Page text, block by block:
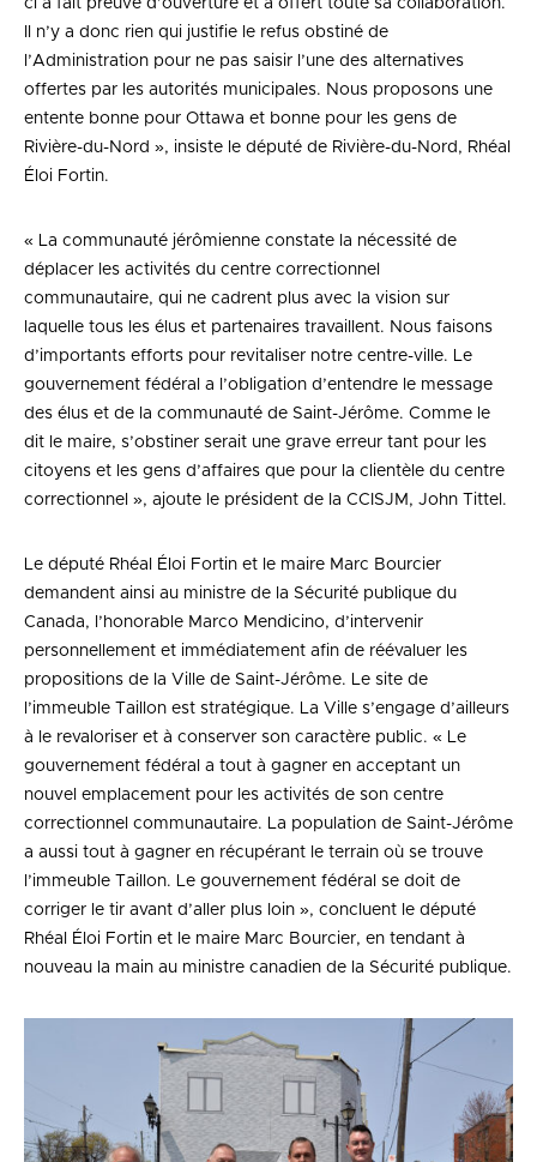
ci a fait preuve d’ouverture et a offert toute sa collaboration.
Il n’y a donc rien qui justifie le refus obstiné de
l’Administration pour ne pas saisir l’une des alternatives
offertes par les autorités municipales. Nous proposons une
entente bonne pour Ottawa et bonne pour les gens de
Rivière-du-Nord », insiste le député de Rivière-du-Nord, Rhéal
Éloi Fortin.
« La communauté jérômienne constate la nécessité de
déplacer les activités du centre correctionnel
communautaire, qui ne cadrent plus avec la vision sur
laquelle tous les élus et partenaires travaillent. Nous faisons
d’importants efforts pour revitaliser notre centre-ville. Le
gouvernement fédéral a l’obligation d’entendre le message
des élus et de la communauté de Saint-Jérôme. Comme le
dit le maire, s’obstiner serait une grave erreur tant pour les
citoyens et les gens d’affaires que pour la clientèle du centre
correctionnel », ajoute le président de la CCISJM, John Tittel.
Le député Rhéal Éloi Fortin et le maire Marc Bourcier
demandent ainsi au ministre de la Sécurité publique du
Canada, l’honorable Marco Mendicino, d’intervenir
personnellement et immédiatement afin de réévaluer les
propositions de la Ville de Saint-Jérôme. Le site de
l’immeuble Taillon est stratégique. La Ville s’engage d’ailleurs
à le revaloriser et à conserver son caractère public. « Le
gouvernement fédéral a tout à gagner en acceptant un
nouvel emplacement pour les activités de son centre
correctionnel communautaire. La population de Saint-Jérôme
a aussi tout à gagner en récupérant le terrain où se trouve
l’immeuble Taillon. Le gouvernement fédéral se doit de
corriger le tir avant d’aller plus loin », concluent le député
Rhéal Éloi Fortin et le maire Marc Bourcier, en tendant à
nouveau la main au ministre canadien de la Sécurité publique.